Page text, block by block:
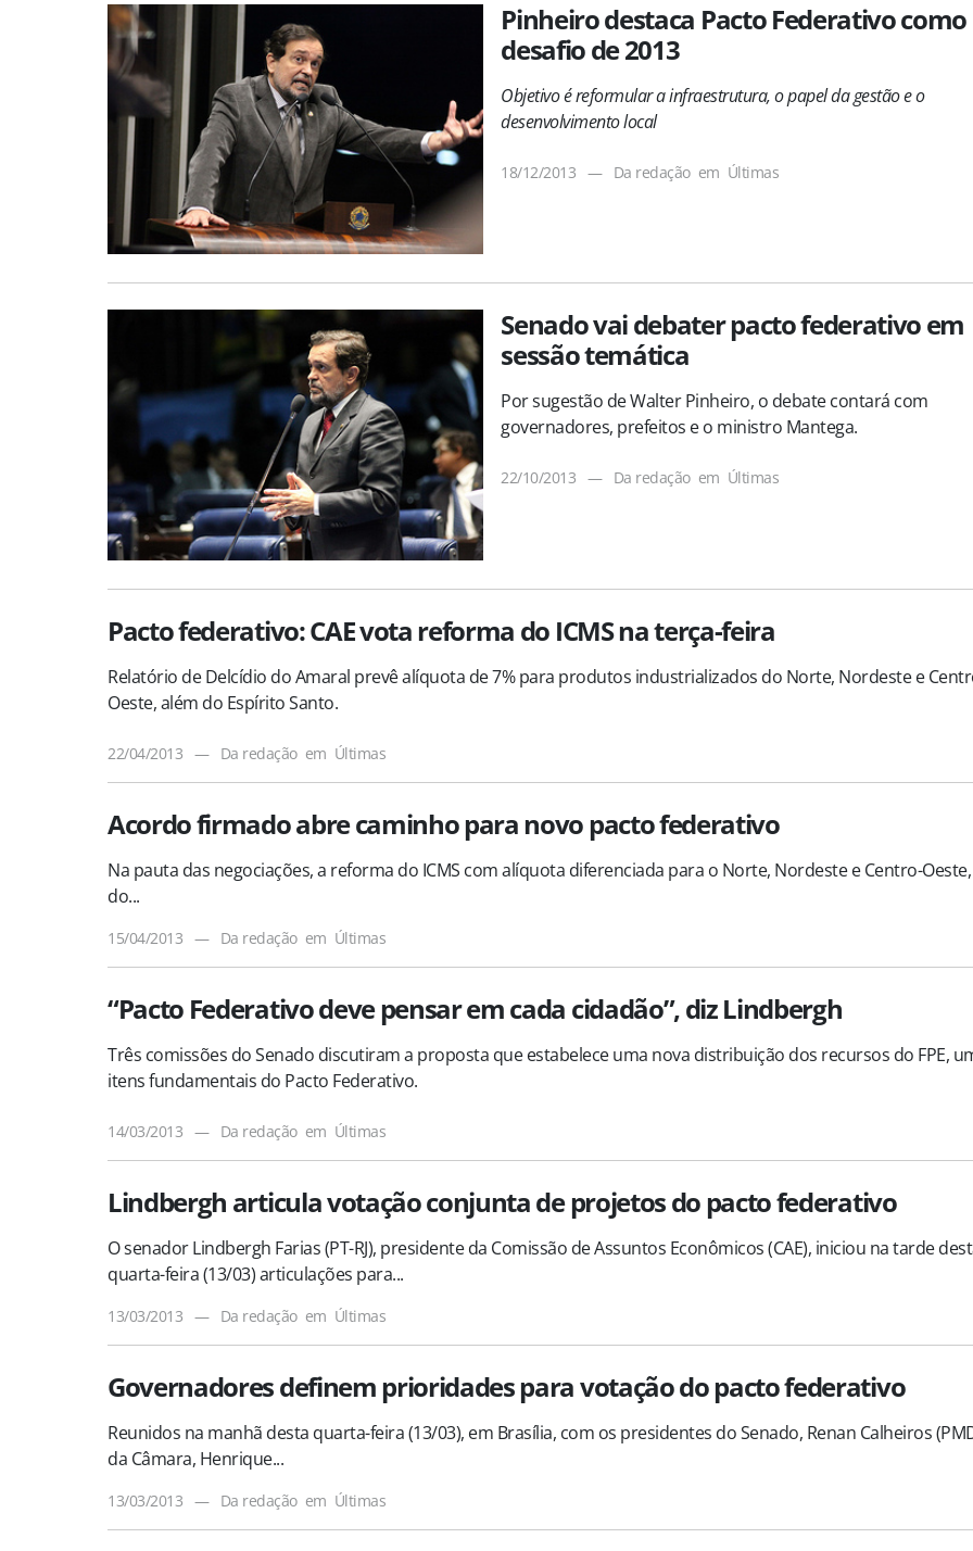
Pinheiro destaca Pacto Federativo como
desafio de 2013
Objetivo é reformular a infraestrutura, o papel da gestão e o
desenvolvimento local
18/12/2013 — Da redação em Últimas
Senado vai debater pacto federativo em
sessão temática
Por sugestão de Walter Pinheiro, o debate contará com
governadores, prefeitos e o ministro Mantega.
22/10/2013 — Da redação em Últimas
Pacto federativo: CAE vota reforma do ICMS na terça-feira
Relatório de Delcídio do Amaral prevê alíquota de 7% para produtos industrializados do Norte, Nordeste e
Oeste, além do Espírito Santo.
22/04/2013 — Da redação em Últimas
Acordo firmado abre caminho para novo pacto federativo
Na pauta das negociações, a reforma do ICMS com alíquota diferenciada para o Norte, Nordeste e Centro-
do...
15/04/2013 — Da redação em Últimas
“Pacto Federativo deve pensar em cada cidadão”, diz Lindbergh
Três comissões do Senado discutiram a proposta que estabelece uma nova distribuição dos recursos do FPE,
itens fundamentais do Pacto Federativo.
14/03/2013 — Da redação em Últimas
Lindbergh articula votação conjunta de projetos do pacto federativo
O senador Lindbergh Farias (PT-RJ), presidente da Comissão de Assuntos Econômicos (CAE), iniciou na tarde
quarta-feira (13/03) articulações para...
13/03/2013 — Da redação em Últimas
Governadores definem prioridades para votação do pacto federativo
Reunidos na manhã desta quarta-feira (13/03), em Brasília, com os presidentes do Senado, Renan Calheiros
da Câmara, Henrique...
13/03/2013 — Da redação em Últimas